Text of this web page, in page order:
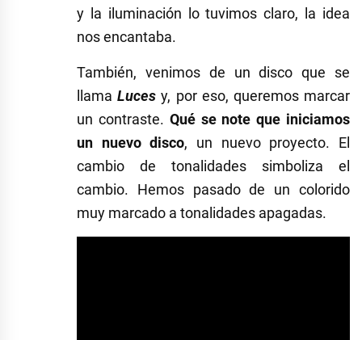
y la iluminación lo tuvimos claro, la idea
nos encantaba.
También, venimos de un disco que se
llamaLuces y, por eso, queremos marcar
un contraste. Qué se note que iniciamos
un nuevo disco, un nuevo proyecto. El
cambio de tonalidades simboliza el
cambio. Hemos pasado de un colorido
muy marcado a tonalidades apagadas.